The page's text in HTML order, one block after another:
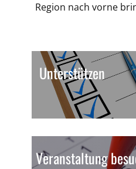
Region nach vorne
Unterstützen
Veranstaltung